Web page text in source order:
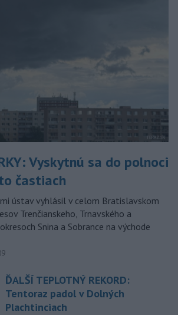
Vyskytnú sa do polnoci
častiach
ústav vyhlásil v celom Bratislavskom
Trenčianskeho, Trnavského a
Snina a Sobrance na východe
ĎALŠÍ TEPLOTNÝ REKORD:
Tentoraz padol v Dolných
Plachtinciach